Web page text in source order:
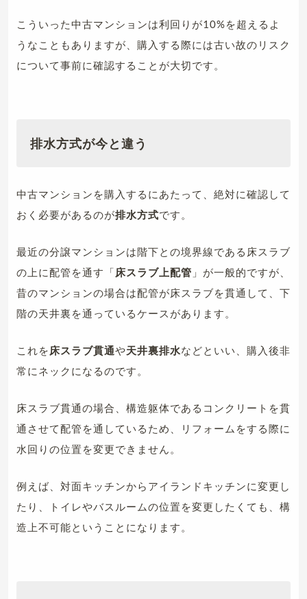
こういった中古マンションは利回りが10%を超えるよ
うなこともありますが、購入する際には古い故のリスク
について事前に確認することが大切です。
排水方式が今と違う
中古マンションを購入するにあたって、絶対に確認して
おく必要があるのが排水方式です。
最近の分譲マンションは階下との境界線である床スラブ
の上に配管を通す「 床スラブ上配管 」が一般的ですが、
昔のマンションの場合は配管が床スラブを貫通して、下
階の天井裏を通っているケースがあります。
これを 床スラブ貫通や天井裏排水などといい、購入後非
常にネックになるのです。
床スラブ貫通の場合、構造躯体であるコンクリートを貫
通させて配管を通しているため、リフォームをする際に
水回りの位置を変更できません。
例えば、対面キッチンからアイランドキッチンに変更し
たり、トイレやバスルームの位置を変更したくても、構
造上不可能ということになります。